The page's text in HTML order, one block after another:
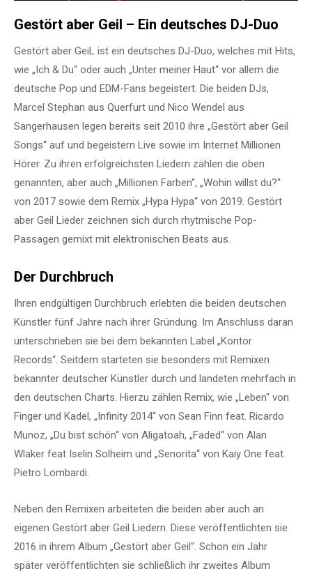
Gestört aber Geil – Ein deutsches DJ-Duo
Gestört aber GeiL ist ein deutsches DJ-Duo, welches mit Hits,
wie „Ich & Du“ oder auch „Unter meiner Haut“ vor allem die
deutsche Pop und EDM-Fans begeistert. Die beiden DJs,
Marcel Stephan aus Querfurt und Nico Wendel aus
Sangerhausen legen bereits seit 2010 ihre „Gestört aber Geil
Songs“ auf und begeistern Live sowie im Internet Millionen
Hörer. Zu ihren erfolgreichsten Liedern zählen die oben
genannten, aber auch „Millionen Farben“, „Wohin willst du?“
von 2017 sowie dem Remix „Hypa Hypa“ von 2019. Gestört
aber Geil Lieder zeichnen sich durch rhytmische Pop-
Passagen gemixt mit elektronischen Beats aus.
Der Durchbruch
Ihren endgültigen Durchbruch erlebten die beiden deutschen
Künstler fünf Jahre nach ihrer Gründung. Im Anschluss daran
unterschrieben sie bei dem bekannten Label „Kontor
Records“. Seitdem starteten sie besonders mit Remixen
bekannter deutscher Künstler durch und landeten mehrfach in
den deutschen Charts. Hierzu zählen Remix, wie „Leben“ von
Finger und Kadel, „Infinity 2014“ von Sean Finn feat. Ricardo
Munoz, „Du bist schön“ von Aligatoah, „Faded“ von Alan
Wlaker feat Iselin Solheim und „Senorita“ von Kaiy One feat.
Pietro Lombardi.
Neben den Remixen arbeiteten die beiden aber auch an
eigenen Gestört aber Geil Liedern. Diese veröffentlichten sie
2016 in ihrem Album „Gestört aber Geil“. Schon ein Jahr
später veröffentlichten sie schließlich ihr zweites Album